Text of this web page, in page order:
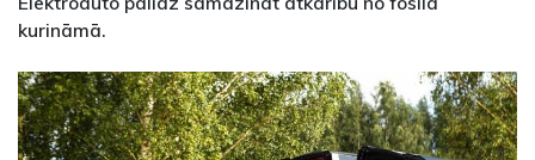
kurināmā.